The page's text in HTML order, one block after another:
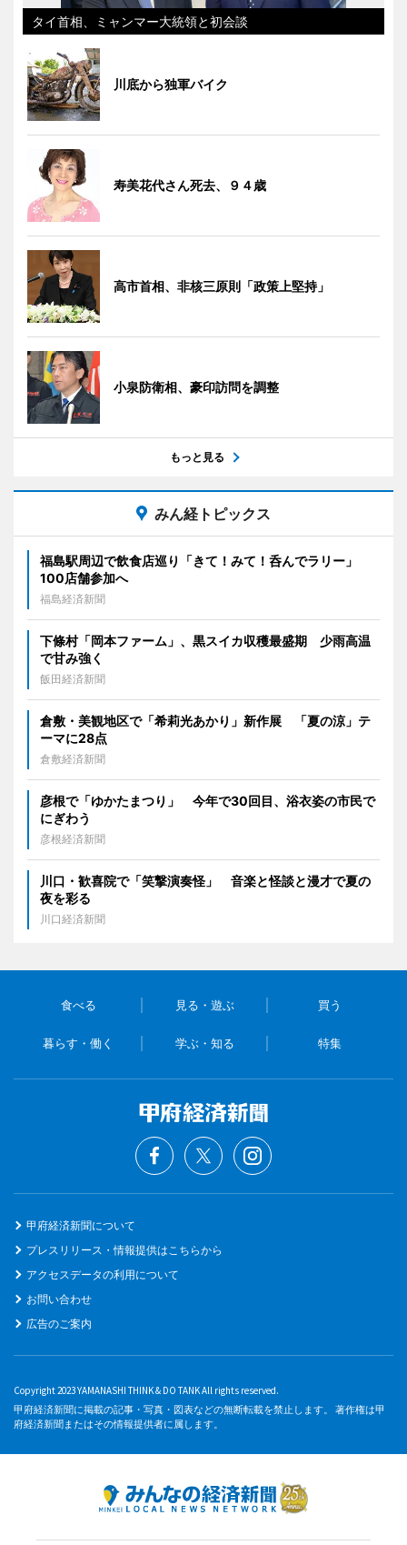
タイ首相、ミャンマー大統領と初会談
川底から独軍バイク
寿美花代さん死去、９４歳
高市首相、非核三原則「政策上堅持」
小泉防衛相、豪印訪問を調整
もっと見る
みん経トピックス
福島駅周辺で飲食店巡り「きて！みて！呑んでラリー」
100店舗参加へ
福島経済新聞
下條村「岡本ファーム」、黒スイカ収穫最盛期 少雨高温
で甘み強く
飯田経済新聞
倉敷・美観地区で「希莉光あかり」新作展 「夏の涼」テ
ーマに28点
倉敷経済新聞
彦根で「ゆかたまつり」 今年で30回目、浴衣姿の市民で
にぎわう
彦根経済新聞
川口・歓喜院で「笑撃演奏怪」 音楽と怪談と漫才で夏の
夜を彩る
川口経済新聞
食べる 見る・遊ぶ 買う
暮らす・働く 学ぶ・知る 特集
甲府経済新聞について
プレスリリース・情報提供はこちらから
アクセスデータの利用について
お問い合わせ
広告のご案内
Copyright 2023 YAMANASHI THINK & DO TANK All rights reserved.
甲府経済新聞に掲載の記事・写真・図表などの無断転載を禁止します。 著作権は甲
府経済新聞またはその情報提供者に属します。